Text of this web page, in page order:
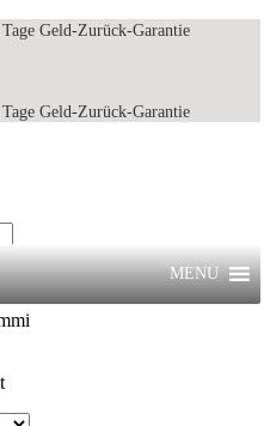
Tage Geld-Zurück-Garantie
Tage Geld-Zurück-Garantie
MENU